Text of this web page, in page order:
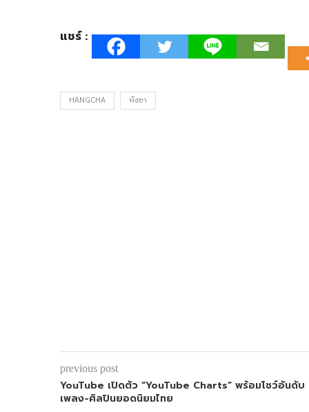
แชร์ :
HANGCHA หังชา
previous post
YouTube เปิดตัว “YouTube Charts” พร้อมโชว์อันดับ
เพลง-ศิลปินยอดนิยมไทย